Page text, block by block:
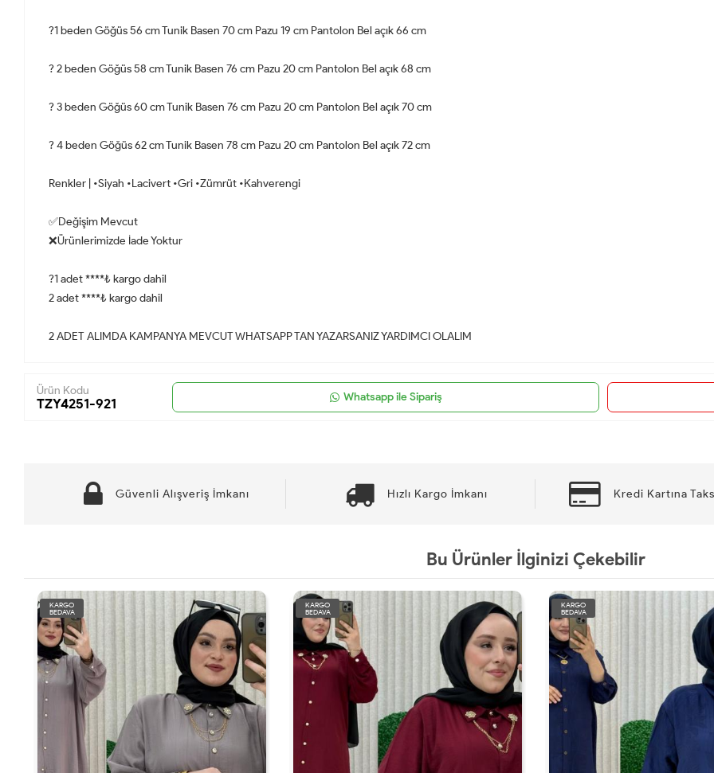
?1 beden Göğüs 56 cm Tunik Basen 70 cm Pazu 19 cm Pantolon Bel açık 66 cm
? 2 beden Göğüs 58 cm Tunik Basen 76 cm Pazu 20 cm Pantolon Bel açık 68 cm
? 3 beden Göğüs 60 cm Tunik Basen 76 cm Pazu 20 cm Pantolon Bel açık 70 cm
? 4 beden Göğüs 62 cm Tunik Basen 78 cm Pazu 20 cm Pantolon Bel açık 72 cm
Renkler | •Siyah •Lacivert •Gri •Zümrüt •Kahverengi
✅Değişim Mevcut
❌Ürünlerimizde İade Yoktur
?1 adet ****₺ kargo dahil
2 adet ****₺ kargo dahil
2 ADET ALIMDA KAMPANYA MEVCUT WHATSAPP TAN YAZARSANIZ YARDIMCI OLALIM
Ürün Kodu
TZY4251-921 Whatsapp ile Sipariş
Güvenli Alışveriş İmkanı Hızlı Kargo İmkanı Kredi Kartına
Bu Ürünler İlginizi Çekebilir
KARGO
BEDAVA
KARGO
BEDAVA
KARGO
BEDAVA